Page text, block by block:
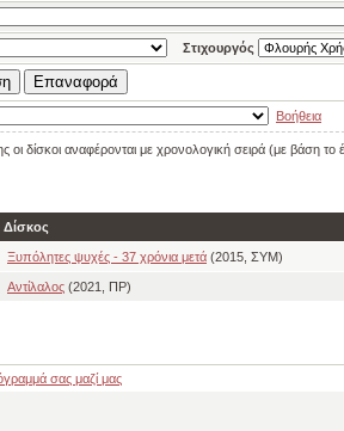
Στιχουργός
Βοήθεια
οι δίσκοι αναφέρονται με χρονολογική σειρά (με βάση
Δίσκος
Ξυπόλητες ψυχές - 37 χρόνια μετά (2015, ΣΥΜ)
Αντίλαλος (2021, ΠΡ)
σας μαζί μας